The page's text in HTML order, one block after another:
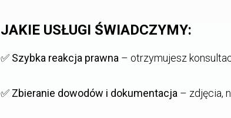
JAKIE USŁUGI ŚWIADCZYMY:
✅ Szybka reakcja prawna – otrzymujesz
✅ Zbieranie dowodów i dokumentacja – zdjęcia,